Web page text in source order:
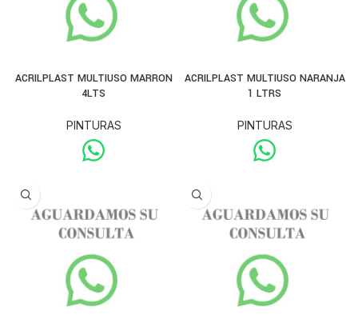
ACRILPLAST MULTIUSO MARRON
4LTS
PINTURAS
ACRILPLAST MULTIUSO NARANJA
1 LTRS
PINTURAS